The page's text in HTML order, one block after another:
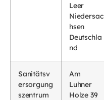
Leer
Niedersac
hsen
Deutschla
nd
Sanitätsv
ersorgung
szentrum
Am
Luhner
Holze 39